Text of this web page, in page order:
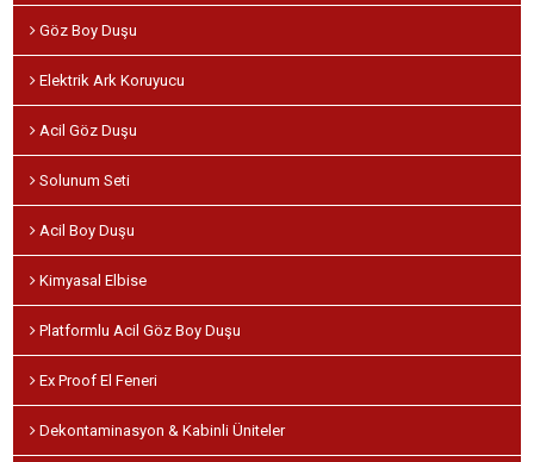
Göz Boy Duşu
Elektrik Ark Koruyucu
Acil Göz Duşu
Solunum Seti
Acil Boy Duşu
Kimyasal Elbise
Platformlu Acil Göz Boy Duşu
Ex Proof El Feneri
Dekontaminasyon & Kabinli Üniteler